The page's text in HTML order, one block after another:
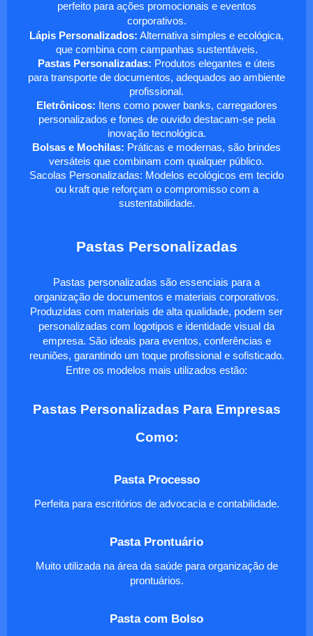
perfeito para ações promocionais e eventos
corporativos.
Lápis Personalizados: Alternativa simples e ecológica,
que combina com campanhas sustentáveis.
Pastas Personalizadas: Produtos elegantes e úteis
para transporte de documentos, adequados ao ambiente
profissional.
Eletrônicos: Itens como power banks, carregadores
personalizados e fones de ouvido destacam-se pela
inovação tecnológica.
Bolsas e Mochilas: Práticas e modernas, são brindes
versáteis que combinam com qualquer público.
Sacolas Personalizadas: Modelos ecológicos em tecido
ou kraft que reforçam o compromisso com a
sustentabilidade.
Pastas Personalizadas
Pastas personalizadas são essenciais para a
organização de documentos e materiais corporativos.
Produzidas com materiais de alta qualidade, podem ser
personalizadas com logotipos e identidade visual da
empresa. São ideais para eventos, conferências e
reuniões, garantindo um toque profissional e sofisticado.
Entre os modelos mais utilizados estão:
Pastas Personalizadas Para Empresas
Como:
Pasta Processo
Perfeita para escritórios de advocacia e contabilidade.
Pasta Prontuário
Muito utilizada na área da saúde para organização de
prontuários.
Pasta com Bolso